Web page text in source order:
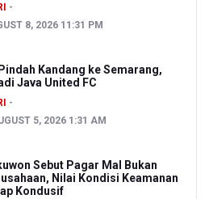
8, 2026 11:31 PM
Kandang ke Semarang,
Java United FC
5, 2026 1:31 AM
Sebut Pagar Mal Bukan
Nilai Kondisi Keamanan
Kondusif